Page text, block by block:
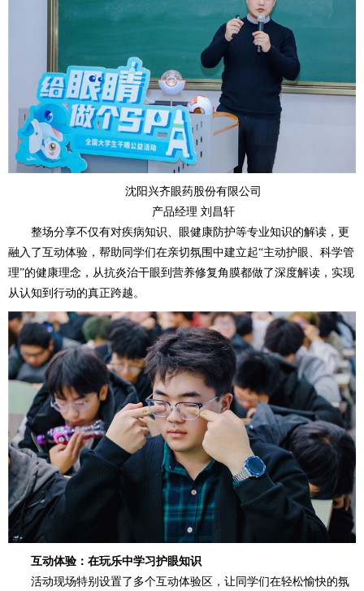
沈阳兴齐眼药股份有限公司
产品经理 刘昌轩
整场分享不仅有对疾病知识、眼健康防护等专业知识的解读，更
融入了互动体验，帮助同学们在亲切氛围中建立起“主动护眼、科学管
理”的健康理念，从抗炎治干眼到营养修复角膜都做了深度解读，实现
从认知到行动的真正跨越。
互动体验：在玩乐中学习护眼知识
活动现场特别设置了多个互动体验区，让同学们在轻松愉快的氛